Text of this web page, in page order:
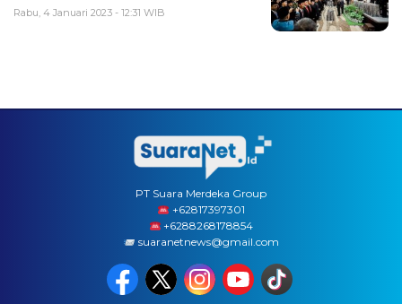
Rabu, 4 Januari 2023 - 12:31 WIB
PT Suara Merdeka Group
‪+62817397301
+6288268178854
suaranetnews@gmail.com